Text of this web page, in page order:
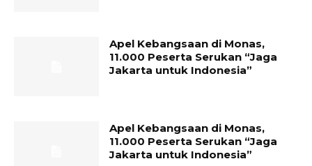
Apel Kebangsaan di Monas,
11.000 Peserta Serukan “Jaga
Jakarta untuk Indonesia”
Apel Kebangsaan di Monas,
11.000 Peserta Serukan “Jaga
Jakarta untuk Indonesia”